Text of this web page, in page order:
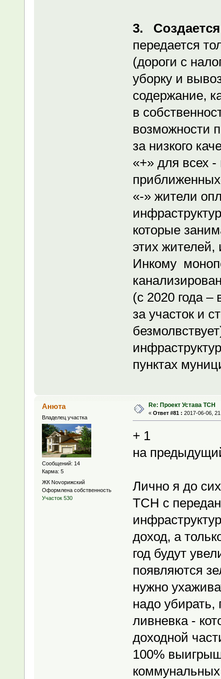
3.
передается
(дороги с
уборку и
содержание,
в
возможности
за низкого
«+» для всех -
«-» жители
которые
этих жителей,
Инкому
(с 2020 года –
за участок и
пунктах
Анюта
Владелец участка
Сообщений: 14
Карма: 5
ЖК Novoрижский
Оформлена собственность
Участок 530
Re: Проект Устава ТСН
« Ответ #81 : 2017-06-06,
+ 1
на
Лично я до
ТСН с
доход, а
год будут
появляются
нужно
надо убирать,
ливневка -
доходной
100%